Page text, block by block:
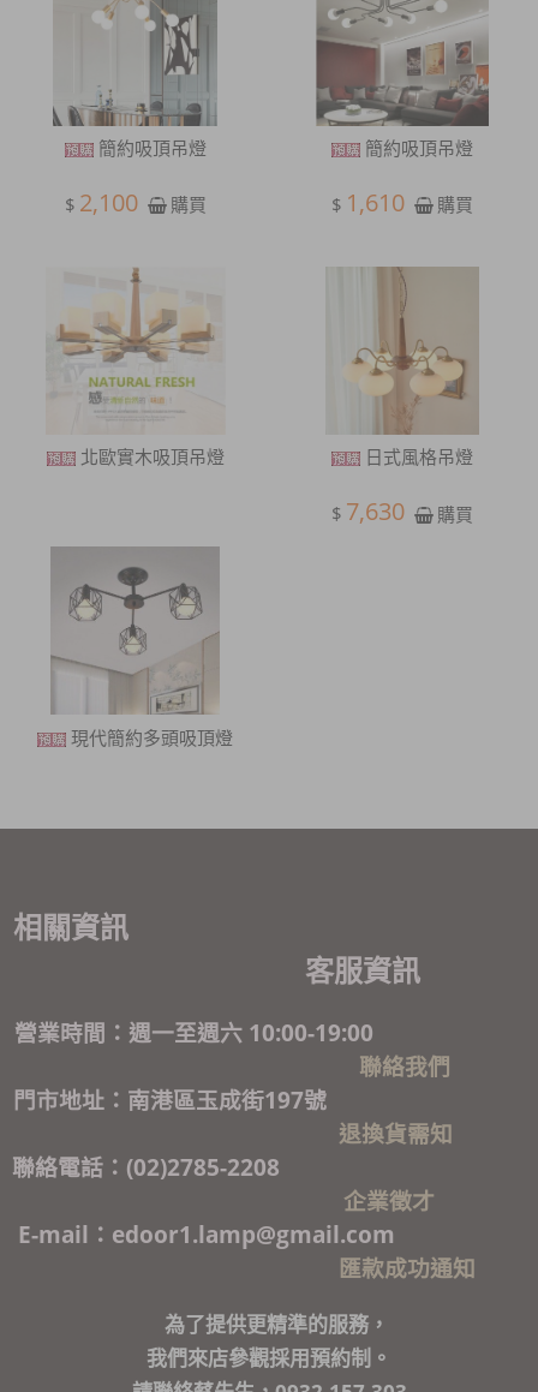
簡約吸頂吊燈
$ 2,100 購買
簡約吸頂吊燈
$ 1,610 購買
北歐實木吸頂吊燈 日式風格吊燈
$ 7,630 購買
現代簡約多頭吸頂燈
相關資訊
客服資訊
營業時間：週一至週六 10:00-19:00
聯絡我們
門市地址：南港區玉成街197號
退換貨需知
聯絡電話：(02)2785-2208
企業徵才
E-mail：edoor1.lamp@gmail.com
匯款成功通知
為了提供更精準的服務，
我們來店參觀採用預約制。